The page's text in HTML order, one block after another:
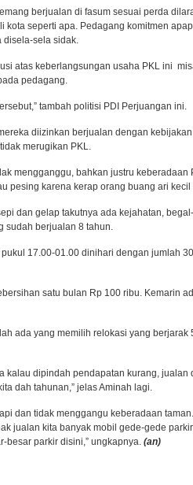
berjualan di fasum sesuai perda
kota seperti apa. Pedagang komitmen
disela-sela sidak.
atas keberlangsungan usaha PKL ini
pedagang.
tambah politisi PDI Perjuangan ini.
diizinkan berjualan dengan
merugikan PKL.
mengganggu, bahkan justru keberadaan
pesing karena kerap orang buang ari
dan gelap takutnya ada kejahatan,
sudah berjualan 8 tahun.
17.00-01.00 dinihari dengan jumlah
satu bulan Rp 100 ribu. Kemarin
ada yang memilih relokasi yang berjarak
kalau dipindah pendapatan kurang,
dah tahunan,” jelas Aminah lagi.
dan tidak menggangu keberadaan
jualan kita banyak mobil gede-gede
besar parkir disini,” ungkapnya. (an)